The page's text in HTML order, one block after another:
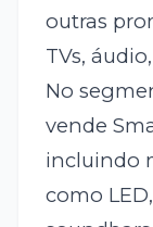
outras
TVs,
No
vende
incluindo
como